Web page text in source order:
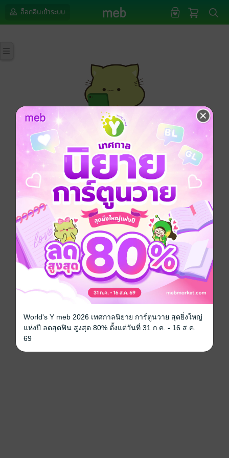
ล็อกอินเข้าระบบ
กรุณาเข้าสู่ระบบก่อนดำเนินรายการด้วยค่ะ
ล็อกอินเข้าระบบ
World's Y meb 2026 เทศกาลนิยาย การ์ตูนวาย สุดยิ่งใหญ่
แห่งปี ลดสุดฟิน สูงสุด 80% ตั้งแต่วันที่ 31 ก.ค. - 16 ส.ค.
69